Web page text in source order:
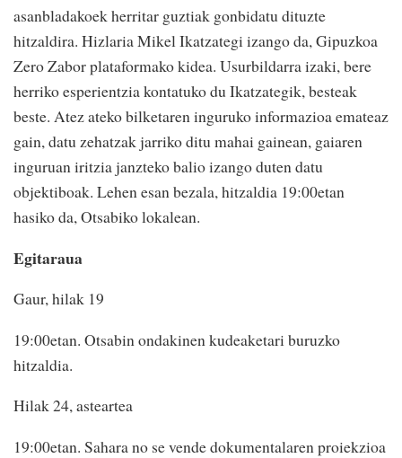
asanbladakoek herritar guztiak gonbidatu dituzte
hitzaldira. Hizlaria Mikel Ikatzategi izango da, Gipuzkoa
Zero Zabor plataformako kidea. Usurbildarra izaki, bere
herriko esperientzia kontatuko du Ikatzategik, besteak
beste. Atez ateko bilketaren inguruko informazioa emateaz
gain, datu zehatzak jarriko ditu mahai gainean, gaiaren
inguruan iritzia janzteko balio izango duten datu
objektiboak. Lehen esan bezala, hitzaldia 19:00etan
hasiko da, Otsabiko lokalean.
Egitaraua
Gaur, hilak 19
19:00etan. Otsabin ondakinen kudeaketari buruzko
hitzaldia.
Hilak 24, asteartea
19:00etan. Sahara no se vende dokumentalaren proiekzioa